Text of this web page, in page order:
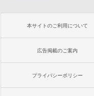
本サイトのご利用について
広告掲載のご案内
プライバシーポリシー